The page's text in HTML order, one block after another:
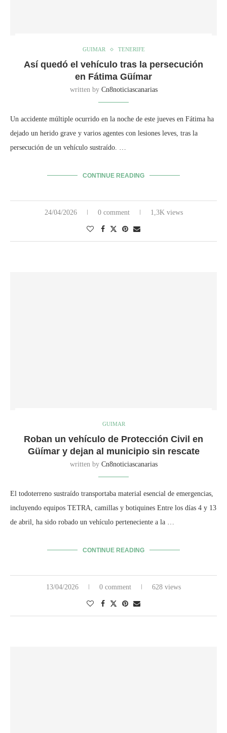
GUIMAR TENERIFE
Así quedó el vehículo tras la persecución
en Fátima Güímar
written by Cn8noticiascanarias
Un accidente múltiple ocurrido en la noche de este jueves en Fátima ha
dejado un herido grave y varios agentes con lesiones leves, tras la
persecución de un vehículo sustraído. …
CONTINUE READING
24/04/2026 0 comment 1,3K views
GUIMAR
Roban un vehículo de Protección Civil en
Güímar y dejan al municipio sin rescate
written by Cn8noticiascanarias
El todoterreno sustraído transportaba material esencial de emergencias,
incluyendo equipos TETRA, camillas y botiquines Entre los días 4 y 13
de abril, ha sido robado un vehículo perteneciente a la …
CONTINUE READING
13/04/2026 0 comment 628 views